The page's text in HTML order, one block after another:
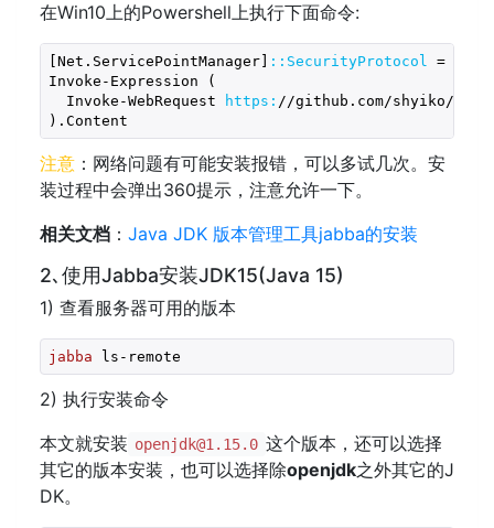
在Win10上的Powershell上执行下面命令:
[Net.ServicePointManager] : :SecurityProtocol
=
Invoke-Expression (
  Invoke-WebRequest
https: / /github.com/shyiko /
).Content
注意 ：网络问题有可能安装报错，可以多试几次。安
装过程中会弹出360提示，注意允许一下。
相关文档 ： Java JDK 版本管理工具jabba的安装
2､使用Jabba安装JDK15(Java 15)
1) 查看服务器可用的版本
jabba ls-remote
2) 执行安装命令
本文就安装 openjdk@1.15.0 这个版本，还可以选择
其它的版本安装，也可以选择除openjdk之外其它的J
DK。